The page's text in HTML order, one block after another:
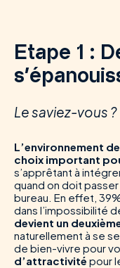
Etape 1 :
Le saviez-vous ?
L’environnement
choix important
s’apprêtant à
quand on doit
bureau. En effet,
dans l’impossibilité
devient un
naturellement à se
de bien-vivre pour
d’attractivité pour